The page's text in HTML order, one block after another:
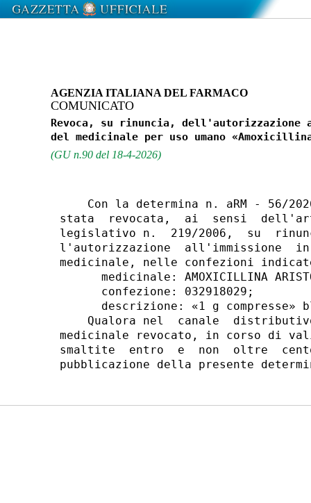
AGENZIA ITALIANA DEL FARMACO
COMUNICATO
Revoca, su rinuncia, dell'autorizzazione
(GU n.90 del 18-4-2026)
Con la determina n. aRM - 56/
stata  revocata,  ai  sensi
legislativo n.  219/2006,  su
l'autorizzazione  all'immissione
medicinale, nelle confezioni
medicinale: AMOXICILLINA
      confezione: 032918029;
descrizione: «1 g compresse»
Qualora nel  canale
medicinale revocato, in corso di
smaltite  entro  e  non  oltre